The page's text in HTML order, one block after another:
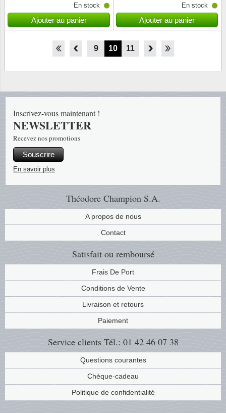
En stock
Ajouter au panier
En stock
Ajouter au panier
7 8 9 10 11 12 13
Théodore Champion S.A.
A propos de nous
Contact
Satisfait ou remboursé
Frais De Port
Conditions de Vente
Livraison et retours
Paiement
Service clients Tél.: 01 42 46 07 38
Questions courantes
Chèque-cadeau
Politique de confidentialité
Inscrivez-vous maintenant !
NEWSLETTER
Recevez nos promotions
Souscrire
En savoir plus